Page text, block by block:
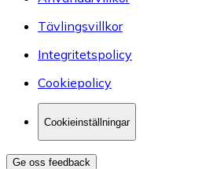
Tävlingsvillkor
Integritetspolicy
Cookiepolicy
Cookieinställningar
Ge oss feedback